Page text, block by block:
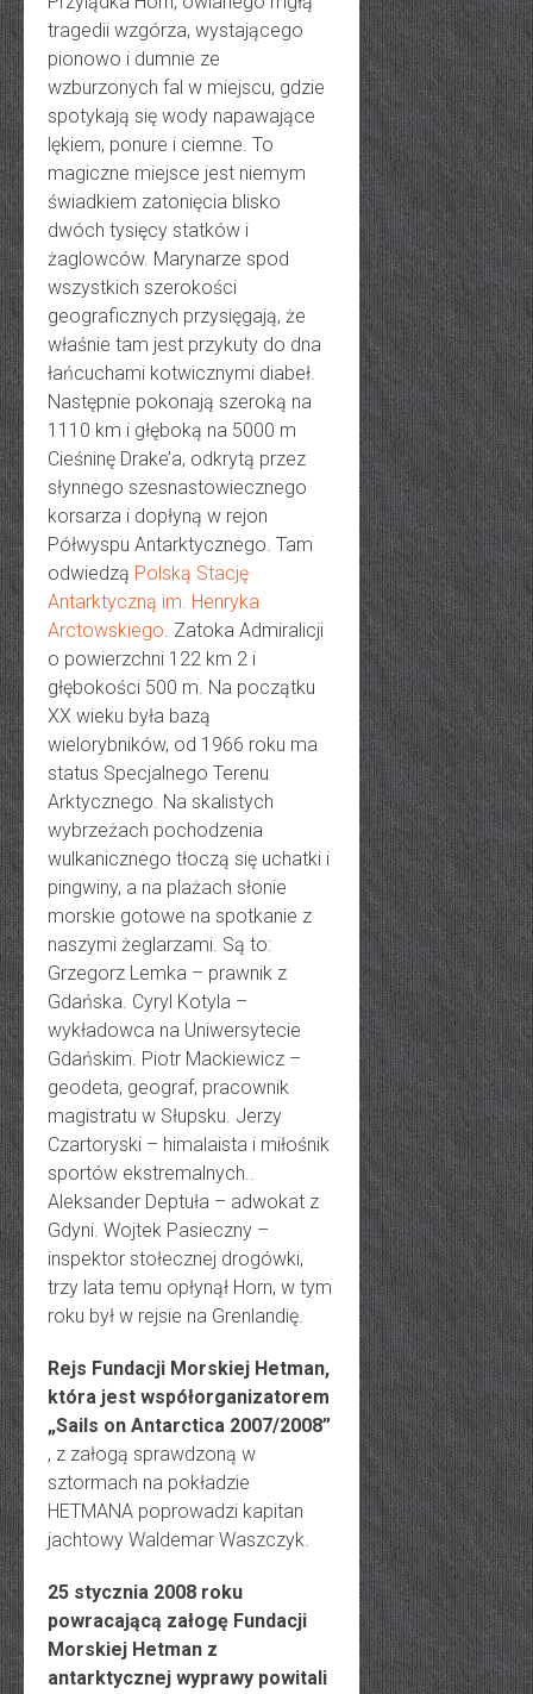
tragedii wzgórza, wystającego
pionowo i dumnie ze
wzburzonych fal w miejscu, gdzie
spotykają się wody napawające
lękiem, ponure i ciemne. To
magiczne miejsce jest niemym
świadkiem zatonięcia blisko
dwóch tysięcy statków i
żaglowców. Marynarze spod
wszystkich szerokości
geograficznych przysięgają, że
właśnie tam jest przykuty do dna
łańcuchami kotwicznymi diabeł.
Następnie pokonają szeroką na
1110 km i głęboką na 5000 m
Cieśninę Drake’a, odkrytą przez
słynnego szesnastowiecznego
korsarza i dopłyną w rejon
Półwyspu Antarktycznego. Tam
odwiedzą Polską Stację
Antarktyczną im. Henryka
Arctowskiego. Zatoka Admiralicji
o powierzchni 122 km 2 i
głębokości 500 m. Na początku
XX wieku była bazą
wielorybników, od 1966 roku ma
status Specjalnego Terenu
Arktycznego. Na skalistych
wybrzeżach pochodzenia
wulkanicznego tłoczą się uchatki i
pingwiny, a na plażach słonie
morskie gotowe na spotkanie z
naszymi żeglarzami. Są to:
Grzegorz Lemka – prawnik z
Gdańska. Cyryl Kotyla –
wykładowca na Uniwersytecie
Gdańskim. Piotr Mackiewicz –
geodeta, geograf, pracownik
magistratu w Słupsku. Jerzy
Czartoryski – himalaista i miłośnik
sportów ekstremalnych..
Aleksander Deptuła – adwokat z
Gdyni. Wojtek Pasieczny –
inspektor stołecznej drogówki,
trzy lata temu opłynął Horn, w tym
roku był w rejsie na Grenlandię.
Rejs Fundacji Morskiej Hetman,
która jest współorganizatorem
„Sails on Antarctica 2007/2008”
, z załogą sprawdzoną w
sztormach na pokładzie
HETMANA poprowadzi kapitan
jachtowy Waldemar Waszczyk.
25 stycznia 2008 roku
powracającą załogę Fundacji
Morskiej Hetman z
antarktycznej wyprawy powitali